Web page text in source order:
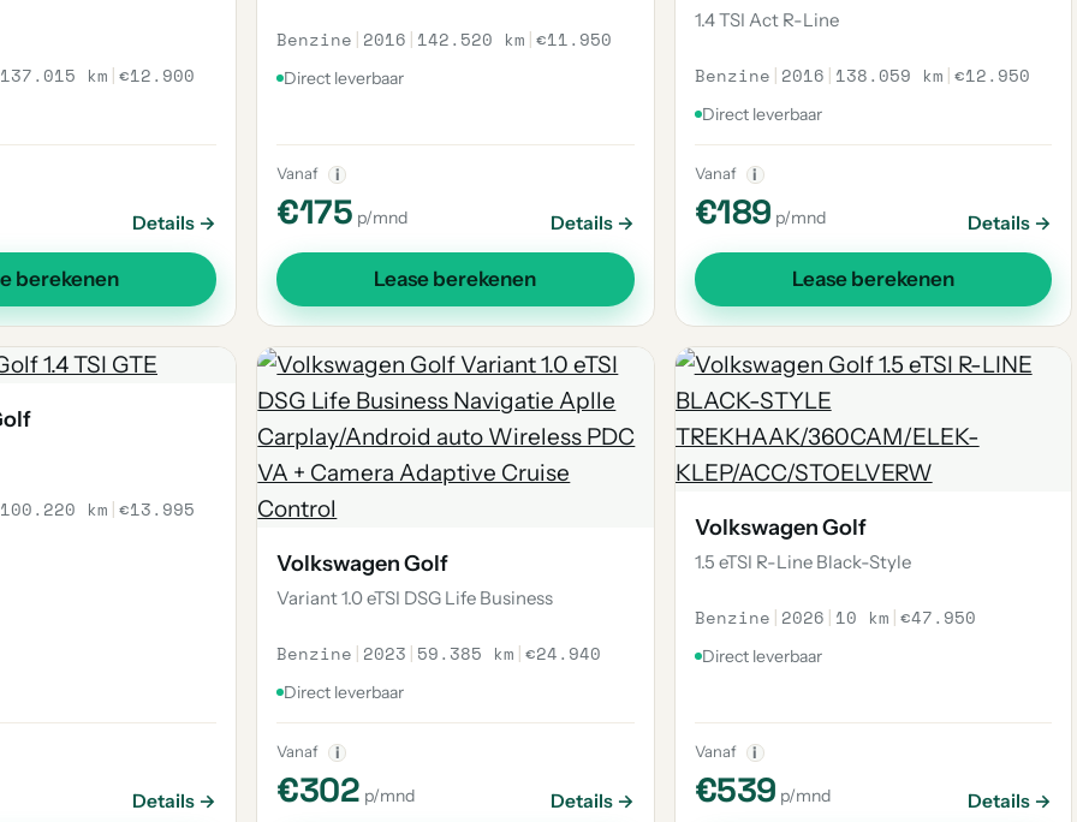
137.015 km |€12.900
Details →
berekenen
Benzine | 2016 | 142.520 km |€11.950
Direct leverbaar
Vanaf i
€175 p/mnd Details →
Lease berekenen
1.4 TSI Act R-Line
Benzine | 2016 | 138.059 km |€12.950
Direct leverbaar
Vanaf i
€189 p/mnd Details →
Lease berekenen
100.220 km |€13.995
Details →
Volkswagen Golf
Variant 1.0 eTSI DSG Life Business
Benzine | 2023 | 59.385 km |€24.940
Direct leverbaar
Vanaf i
€302 p/mnd Details →
Volkswagen Golf
1.5 eTSI R-Line Black-Style
Benzine | 2026 | 10 km |€47.950
Direct leverbaar
Vanaf i
€539 p/mnd Details →